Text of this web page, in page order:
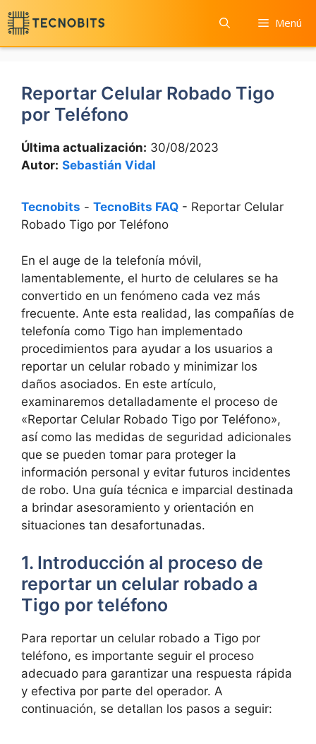
Saltar
al
contenido
Menú
Reportar Celular Robado Tigo
por Teléfono
Última actualización: 30/08/2023
Autor: Sebastián Vidal
Tecnobits - TecnoBits FAQ - Reportar Celular
Robado Tigo por Teléfono
En el⁤ auge de la telefonía‍ móvil,
lamentablemente, el hurto de celulares ‍se ha
convertido en un ​fenómeno⁤ cada vez más
frecuente. Ante esta realidad, ⁢las compañías de
telefonía ⁢como⁤ Tigo ⁤han implementado​
procedimientos ‍para ayudar a⁢ los usuarios a
reportar ⁣un celular robado y minimizar los
daños⁤ asociados.​ En este artículo,
examinaremos detalladamente el proceso de
«Reportar Celular Robado Tigo por Teléfono»,
así como las⁣ medidas de ⁤seguridad adicionales
que⁤ se pueden tomar ⁣para proteger la
información ​personal y evitar⁢ futuros incidentes
de robo. Una guía técnica e imparcial destinada
a ‌brindar asesoramiento y orientación ⁢en
situaciones tan ​desafortunadas.
1. Introducción al proceso de
reportar un⁣ celular ‌robado a
Tigo por teléfono
Para reportar un celular robado⁤ a Tigo por‍
teléfono, es importante seguir ⁢el proceso
adecuado para ⁤garantizar una respuesta rápida
y efectiva por parte del⁤ operador. A
continuación, se detallan los pasos a seguir: